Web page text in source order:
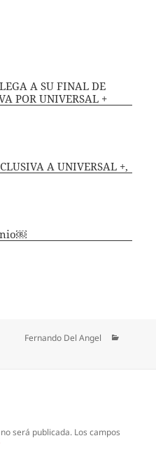
A SU FINAL DE
POR UNIVERSAL +
A UNIVERSAL +,
Fernando Del Angel
será publicada. Los campos